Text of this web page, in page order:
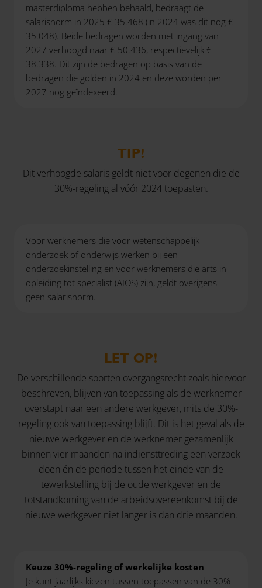
masterdiploma hebben behaald, bedraagt de
salarisnorm in 2025 € 35.468 (in 2024 was dit nog €
35.048). Beide bedragen worden met ingang van
2027 verhoogd naar € 50.436, respectievelijk €
38.338. Dit zijn de bedragen op basis van de
bedragen die golden in 2024 en deze worden per
2027 nog geïndexeerd.
TIP!
Dit verhoogde salaris geldt niet voor degenen die de
30%-regeling al vóór 2024 toepasten.
Voor werknemers die voor wetenschappelijk
onderzoek of onderwijs werken bij een
onderzoekinstelling en voor werknemers die arts in
opleiding tot specialist (AIOS) zijn, geldt overigens
geen salarisnorm.
LET OP!
De verschillende soorten overgangsrecht zoals hiervoor
beschreven, blijven van toepassing als de werknemer
overstapt naar een andere werkgever, mits de 30%-
regeling ook van toepassing blijft. Dit is het geval als de
nieuwe werkgever en de werknemer gezamenlijk
binnen vier maanden na indiensttreding een verzoek
doen én de periode tussen het einde van de
tewerkstelling bij de oude werkgever en de
totstandkoming van de arbeidsovereenkomst bij de
nieuwe werkgever niet langer is dan drie maanden.
Keuze 30%-regeling of werkelijke kosten
Je kunt jaarlijks kiezen tussen toepassen van de 30%-